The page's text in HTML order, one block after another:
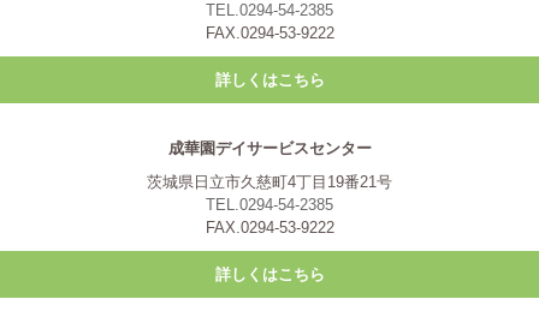
TEL.0294-54-2385
FAX.0294-53-9222
詳しくはこちら
成華園デイサービスセンター
茨城県日立市久慈町4丁目19番21号
TEL.0294-54-2385
FAX.0294-53-9222
詳しくはこちら